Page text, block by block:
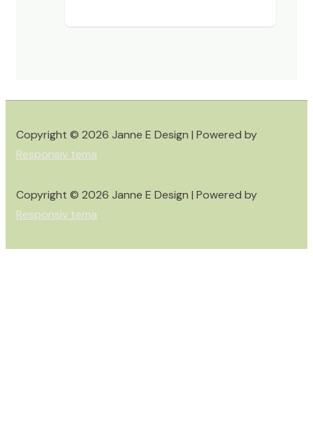
Copyright © 2026 Janne E Design | Powered by
Responsiv tema
Copyright © 2026 Janne E Design | Powered by
Responsiv tema